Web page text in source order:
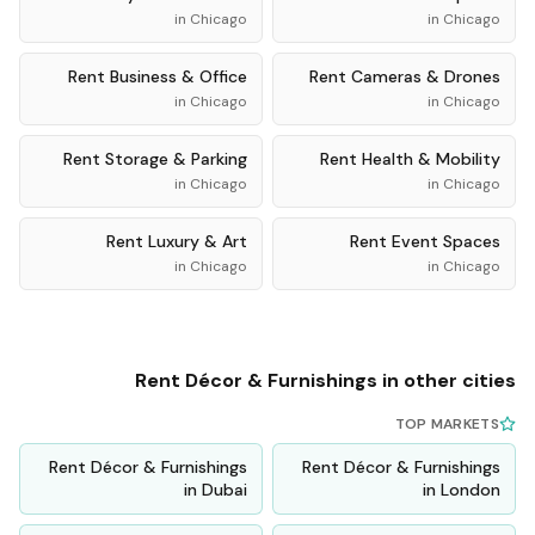
in Chicago
in Chicago
Rent Cameras & Drones
in Chicago
Rent Business & Office
in Chicago
Rent Health & Mobility
in Chicago
Rent Storage & Parking
in Chicago
Rent Event Spaces
in Chicago
Rent Luxury & Art
in Chicago
Rent Décor & Furnishings in other cities
TOP MARKETS
Rent Décor & Furnishings
in London
Rent Décor & Furnishings
in Dubai